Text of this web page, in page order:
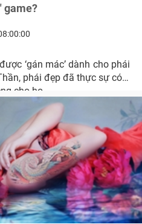
game?
‘gán mác’ dành cho phái
phái đẹp đã thực sự có 1
cho họ.